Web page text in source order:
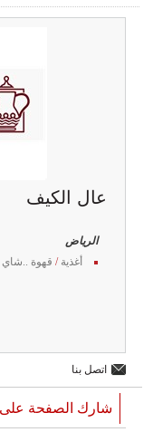
عال الكيف
الرياض
أغذية / قهوة ..شاي
اتصل بنا
شارك الصفحة على